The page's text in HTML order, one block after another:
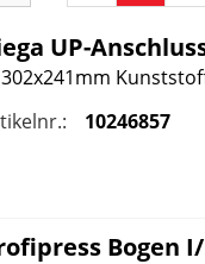
UP-
10246857
Bogen